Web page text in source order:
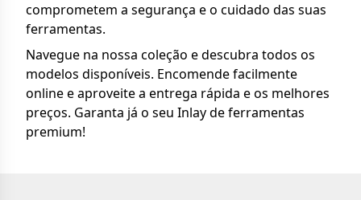
comprometem a segurança e o cuidado das suas
ferramentas.
Navegue na nossa coleção e descubra todos os
modelos disponíveis. Encomende facilmente
online e aproveite a entrega rápida e os melhores
preços. Garanta já o seu Inlay de ferramentas
premium!